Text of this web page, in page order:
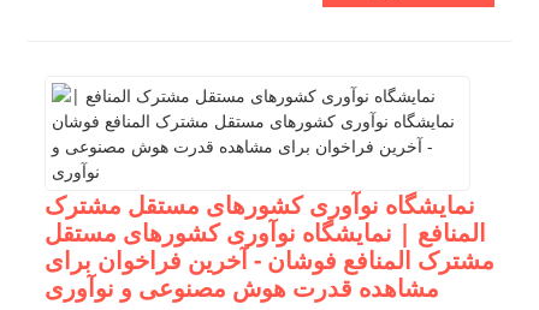
نمایشگاه نوآوری کشورهای مستقل مشترک
المنافع | نمایشگاه نوآوری کشورهای مستقل
مشترک المنافع فوشان - آخرین فراخوان برای
مشاهده قدرت هوش مصنوعی و نوآوری